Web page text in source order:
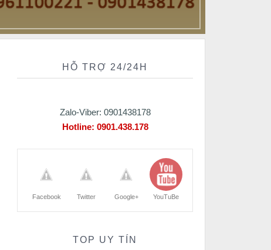
HỖ TRỢ 24/24H
Zalo-Viber: 0901438178
Hotline: 0901.438.178
Facebook Twitter Google+ YouTuBe
TOP UY TÍN